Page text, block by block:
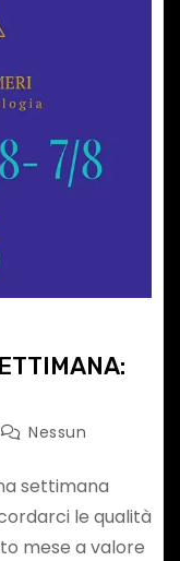
Nessun
settimana
le qualità
mese a valore